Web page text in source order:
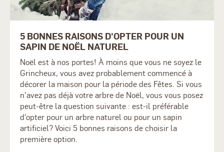
5 BONNES RAISONS D'OPTER POUR UN
SAPIN DE NOËL NATUREL
Noël est à nos portes! À moins que vous ne soyez le
Grincheux, vous avez probablement commencé à
décorer la maison pour la période des Fêtes. Si vous
n'avez pas déjà votre arbre de Noël, vous vous posez
peut-être la question suivante : est-il préférable
d'opter pour un arbre naturel ou pour un sapin
artificiel? Voici 5 bonnes raisons de choisir la
première option.